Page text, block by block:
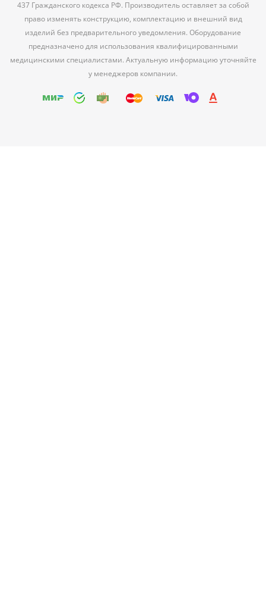
437 Гражданского кодекса РФ. Производитель оставляет за собой
право изменять конструкцию, комплектацию и внешний вид
изделий без предварительного уведомления. Оборудование
предназначено для использования квалифицированными
медицинскими специалистами. Актуальную информацию уточняйте
у менеджеров компании.